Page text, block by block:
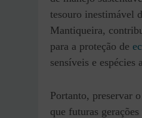
tesouro inestimável
Mantiqueira,
para a proteção de
sensíveis e espécies
Portanto, preservar
que futuras